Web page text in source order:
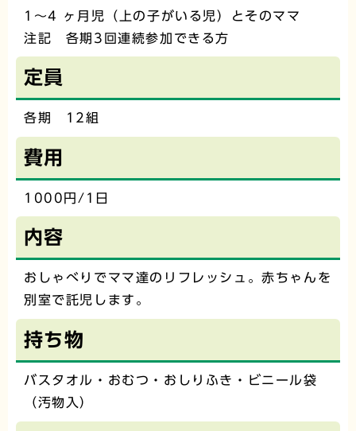
1～4 ヶ月児（上の子がいる児）とそのママ
注記 各期3回連続参加できる方
定員
各期 12組
費用
1000円/1日
内容
おしゃべりでママ達のリフレッシュ。赤ちゃんを
別室で託児します。
持ち物
バスタオル・おむつ・おしりふき・ビニール袋
（汚物入）